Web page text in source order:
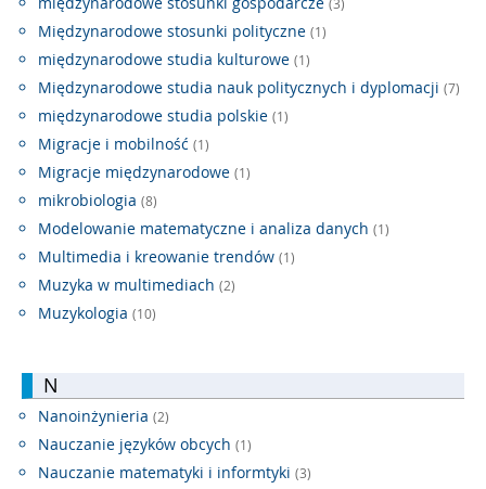
(3)
Międzynarodowe stosunki polityczne (1)
międzynarodowe studia kulturowe (1)
Międzynarodowe studia nauk politycznych i dyplomacji (7)
międzynarodowe studia polskie (1)
Migracje i mobilność (1)
Migracje międzynarodowe (1)
mikrobiologia (8)
Modelowanie matematyczne i analiza danych (1)
Multimedia i kreowanie trendów (1)
Muzyka w multimediach (2)
Muzykologia (10)
N
Nanoinżynieria (2)
Nauczanie języków obcych (1)
Nauczanie matematyki i informtyki (3)